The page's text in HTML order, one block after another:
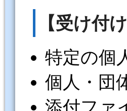
【受け付
特定の個
個人・団
添付ファ